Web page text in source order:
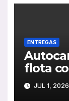
ENTREGAS
flota
JUL 1, 2026